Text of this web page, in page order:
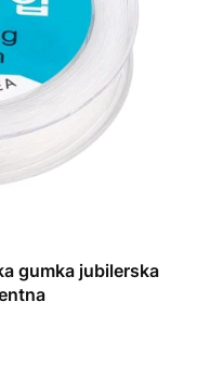
gumka jubilerska